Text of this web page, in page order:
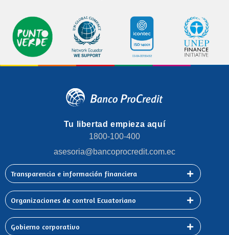
Tu libertad empieza aquí
1800-100-400
asesoria@bancoprocredit.com.ec
Transparencia e información financiera
Organizaciones de control Ecuatoriano
Gobierno corporativo